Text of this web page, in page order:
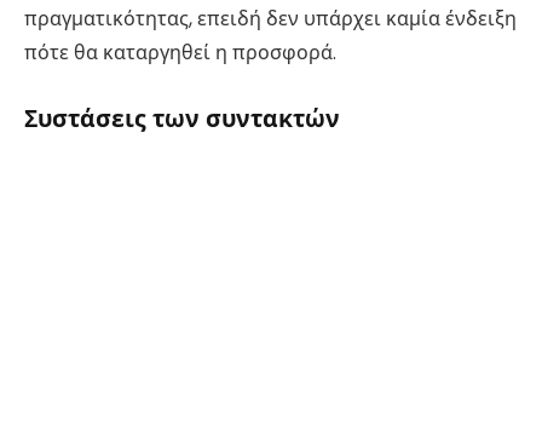
πραγματικότητας, επειδή δεν υπάρχει καμία ένδειξη
πότε θα καταργηθεί η προσφορά.
Συστάσεις των συντακτών